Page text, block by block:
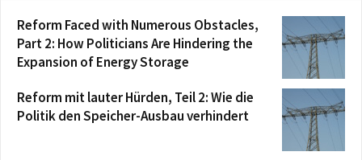
Reform Faced with Numerous Obstacles,
Part 2: How Politicians Are Hindering the
Expansion of Energy Storage
Reform mit lauter Hürden, Teil 2: Wie die
Politik den Speicher-Ausbau verhindert